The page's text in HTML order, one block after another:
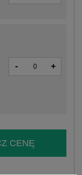
- +
CENĘ